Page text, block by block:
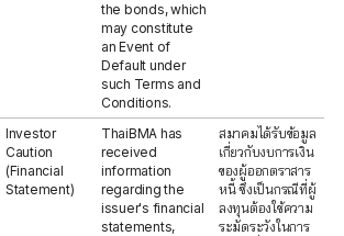
the bonds, which
may constitute
an Event of
Default under
such Terms and
Conditions.
Investor
Caution
(Financial
Statement)
ThaiBMA has
received
information
regarding the
issuer's financial
statements,
สมาคมได้รับข้อมูล
เกี่ยวกับงบการเงิน
ของผู้ออกตราสาร
หนี้ ซึ่งเป็นกรณีที่ผู้
ลงทุนต้องใช้ความ
ระมัดระวังในการ